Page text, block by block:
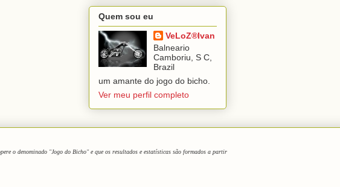
Quem sou eu
VeLoZ®Ivan
Balneario
Camboriu, S C,
Brazil
um amante do jogo do bicho.
Ver meu perfil completo
o denominado "Jogo do Bicho" e que os resultados e estatísticas são formados a partir